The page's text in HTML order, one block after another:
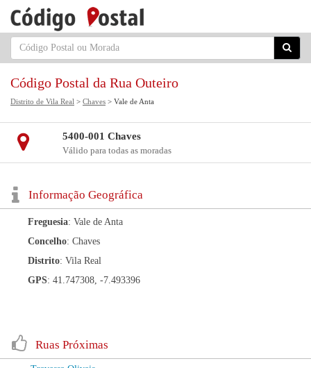
Código Postal da Rua Outeiro
Distrito de Vila Real > Chaves > Vale de Anta
5400-001 Chaves
Válido para todas as moradas
Informação Geográfica
Freguesia: Vale de Anta
Concelho: Chaves
Distrito: Vila Real
GPS: 41.747308, -7.493396
Ruas Próximas